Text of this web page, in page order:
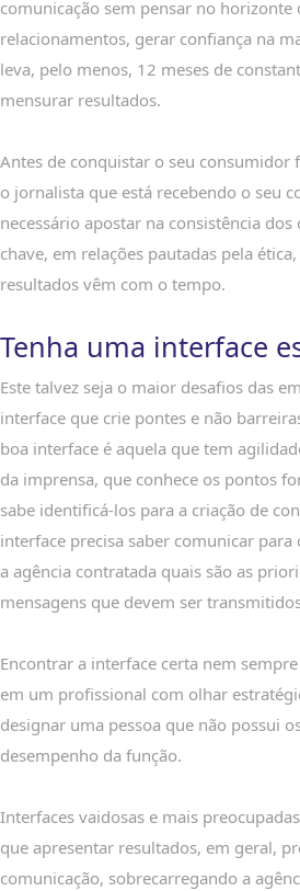
comunicação sem pensar no horizonte
relacionamentos, gerar confiança na
leva, pelo menos, 12 meses de
mensurar resultados.
Antes de conquistar o seu consumidor
o jornalista que está recebendo o seu
necessário apostar na consistência dos
chave, em relações pautadas pela
resultados vêm com o tempo.
Tenha uma interface
Este talvez seja o maior desafios das
interface que crie pontes e não
boa interface é aquela que tem
da imprensa, que conhece os pontos
sabe identificá-los para a criação de
interface precisa saber comunicar
a agência contratada quais são as
mensagens que devem ser
Encontrar a interface certa nem
em um profissional com olhar
designar uma pessoa que não possui
desempenho da função.
Interfaces vaidosas e mais
que apresentar resultados, em geral,
comunicação, sobrecarregando a